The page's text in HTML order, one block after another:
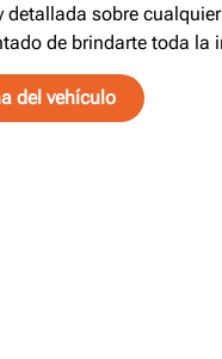
sobre
de brindarte toda
del vehículo